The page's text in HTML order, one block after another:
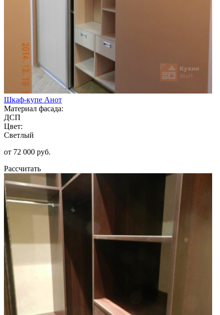
Шкаф-купе Анот
Материал фасада:
ДСП
Цвет:
Светлый
от 72 000 руб.
Рассчитать